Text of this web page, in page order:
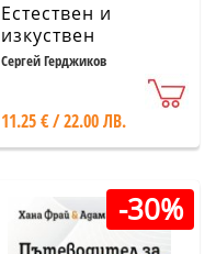
Естествен и
изкуствен
интелект
Сергей Герджиков
11.25 € / 22.00 ЛВ.
-30%